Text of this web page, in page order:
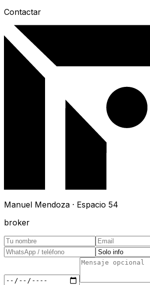
Contactar
Manuel Mendoza · Espacio 54
broker